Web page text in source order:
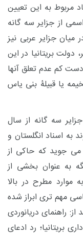
مربوط به این تعیین
از جزایر سه گانه
میان جزایر عربی نیز
دیگر، دولت بریتانیا در این
دست کم عدم تعلق آنها
یا قبیلۀ بنی یاس
سه گانه از سال
باوند به اسناد انگلستان و
می جوید که حاکی از
به عنوان بخشی از
مطرح در بالا
مهم تری ابراز شده
راهنمای دریانوردی
بریتانیا؛ رد ادعای